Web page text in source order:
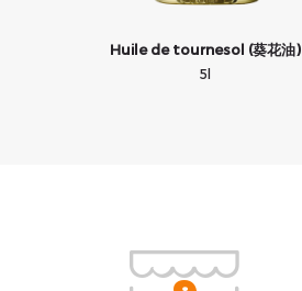
Huile de tournesol (葵花油)
5l